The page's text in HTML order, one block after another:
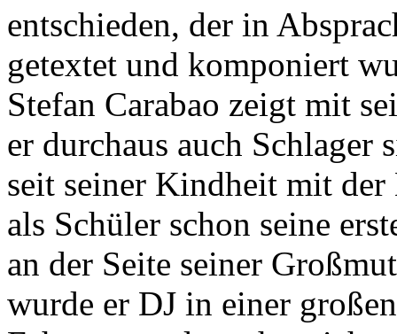
entschieden, der in
getextet und komponiert
Stefan Carabao zeigt mit
er durchaus auch Schlager
seit seiner Kindheit mit
als Schüler schon seine
an der Seite seiner
wurde er DJ in einer